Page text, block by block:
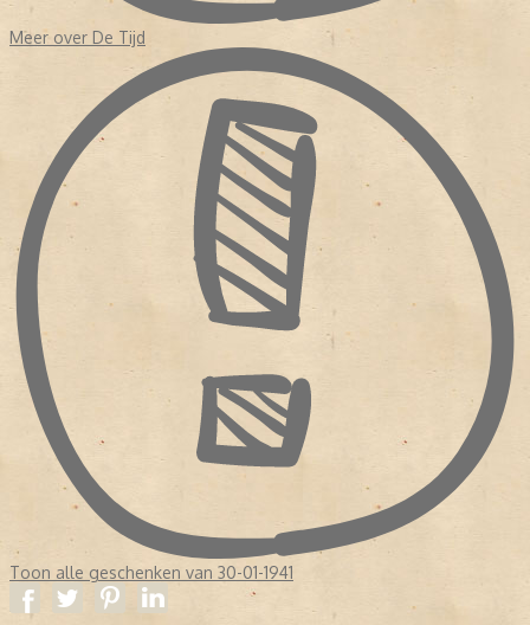
Meer over De Tijd
Toon alle geschenken van 30-01-1941